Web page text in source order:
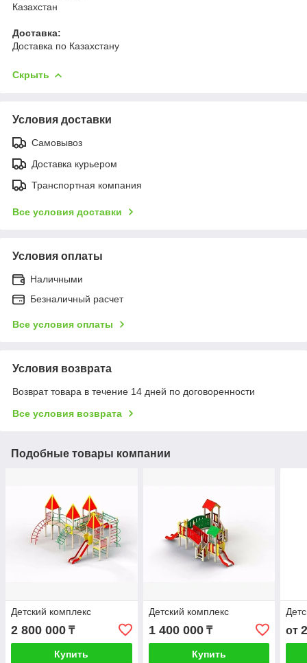
Казахстан
Доставка:
Доставка по Казахстану
Скрыть
Условия доставки
Самовывоз
Доставка курьером
Транспортная компания
Все условия доставки
Условия оплаты
Наличными
Безналичный расчет
Все условия оплаты
Условия возврата
Возврат товара в течение 14 дней по договоренности
Все условия возврата
Подобные товары компании
Детский комплекс
2 800 000 ₸
Купить
Детский комплекс
1 400 000₸
Купить
от